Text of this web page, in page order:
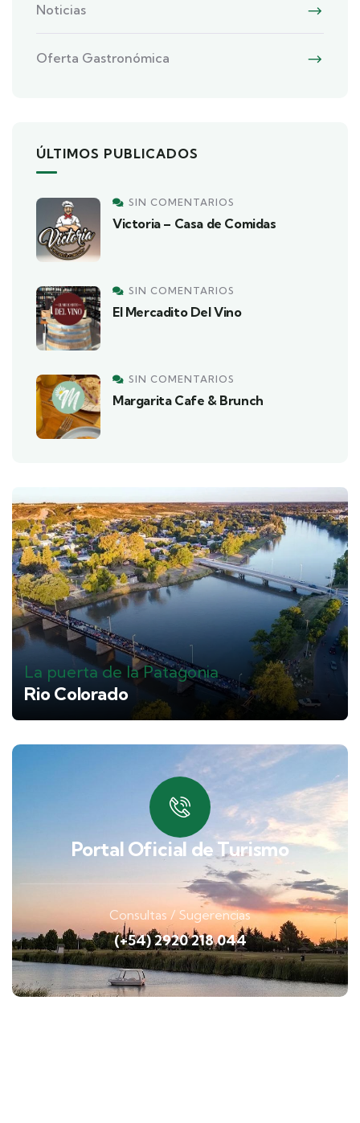
Noticias
Oferta Gastronómica
ÚLTIMOS PUBLICADOS
SIN COMENTARIOS
Victoria – Casa de Comidas
SIN COMENTARIOS
El Mercadito Del Vino
SIN COMENTARIOS
Margarita Cafe & Brunch
La puerta de la Patagonia
Rio Colorado
Portal Oficial de Turismo
Consultas / Sugerencias
(+54) 2920 218 044